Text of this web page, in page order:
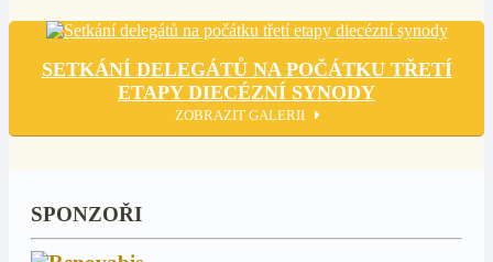
SETKÁNÍ DELEGÁTŮ NA POČÁTKU TŘETÍ
ETAPY DIECÉZNÍ SYNODY
ZOBRAZIT GALERII
SPONZOŘI